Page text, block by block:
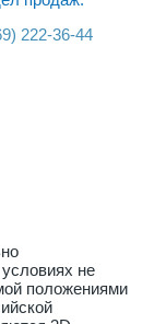
222-36-44
не
положениями